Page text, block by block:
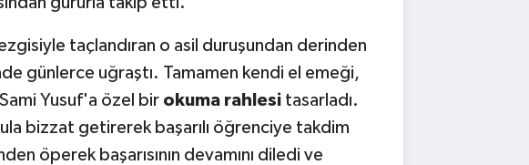
taçlandıran o asil duruşundan derinden
günlerce uğraştı. Tamamen kendi el emeği,
Yusuf'a özel bir okuma rahlesitasarladı.
bizzat getirerek başarılı öğrenciye takdim
öperek başarısının devamını diledi ve